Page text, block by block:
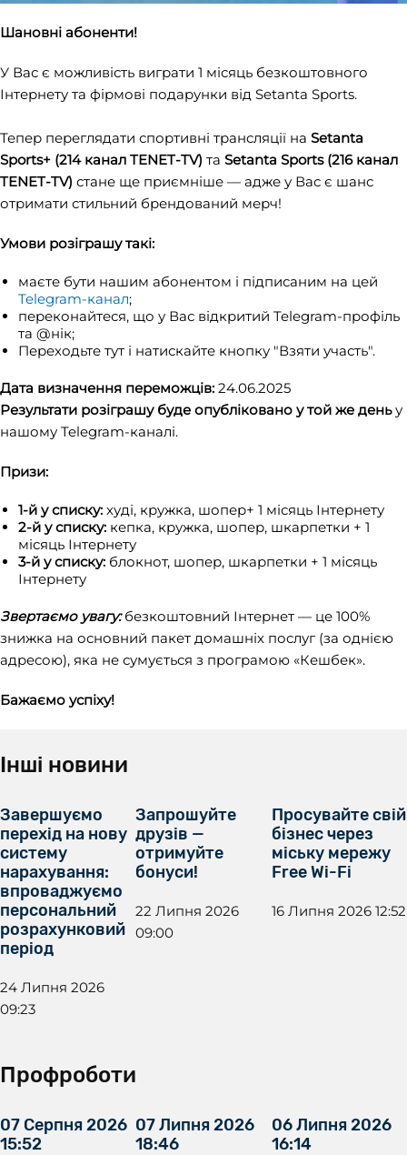
Шановні абоненти!
У Вас є можливість виграти 1 місяць безкоштовного
Інтернету та фірмові подарунки від Setanta Sports.
Тепер переглядати спортивні трансляції на Setanta
Sports+ (214 канал TENET-TV) та Setanta Sports (216 канал
TENET-TV) стане ще приємніше — адже у Вас є шанс
отримати стильний брендований мерч!
Умови розіграшу такі:
маєте бути нашим абонентом і підписаним на цей
Telegram-канал;
переконайтеся, що у Вас відкритий Telegram-профіль
та @нік;
Переходьте тут і натискайте кнопку "Взяти участь".
Дата визначення переможців: 24.06.2025
Результати розіграшу буде опубліковано у той же деньу
нашому Telegram-каналі.
Призи:
1-й у списку: худі, кружка, шопер+ 1 місяць Інтернету
2-й у списку: кепка, кружка, шопер, шкарпетки + 1
місяць Інтернету
3-й у списку: блокнот, шопер, шкарпетки + 1 місяць
Інтернету
Звертаємо увагу: безкоштовний Інтернет — це 100%
знижка на основний пакет домашніх послуг (за однією
адресою), яка не сумується з програмою «Кешбек».
Бажаємо успіху!
Інші новини
Завершуємо
перехід на нову
систему
нарахування:
впроваджуємо
персональний
розрахунковий
період
24 Липня 2026
09:23
Запрошуйте
друзів —
отримуйте
бонуси!
22 Липня 2026
09:00
Просувайте свій
бізнес через
міську мережу
Free Wi-Fi
16 Липня 2026 12:52
Профроботи
07 Серпня 2026
15:52
07 Липня 2026
18:46
06 Липня 2026
16:14